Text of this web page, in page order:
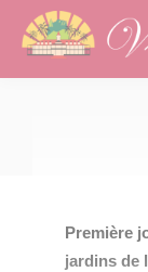
Première
jardins de
Cookies